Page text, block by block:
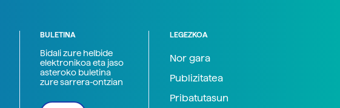
BULETINA
Bidali zure helbide
elektronikoa eta jaso
asteroko buletina
zure sarrera-ontzian
LEGEZKOA
Nor gara
Publizitatea
Pribatutasun